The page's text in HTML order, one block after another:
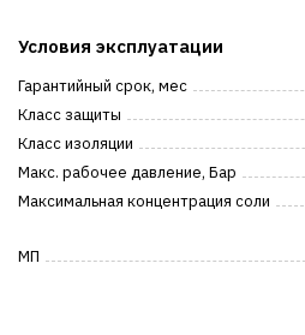
Условия эксплуатации
Гарантийный срок, мес
Класс защиты
Класс изоляции
Макс. рабочее давление, Бар
Максимальная концентрация соли
МП